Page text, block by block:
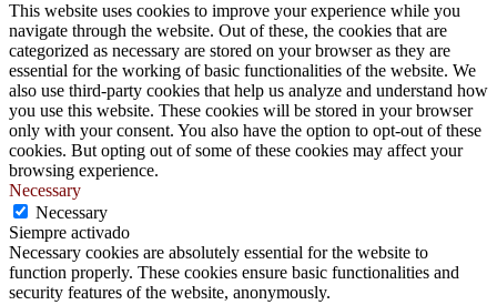
This website uses cookies to improve your experience while you
navigate through the website. Out of these, the cookies that are
categorized as necessary are stored on your browser as they are
essential for the working of basic functionalities of the website. We
also use third-party cookies that help us analyze and understand how
you use this website. These cookies will be stored in your browser
only with your consent. You also have the option to opt-out of these
cookies. But opting out of some of these cookies may affect your
browsing experience.
Necessary
Necessary
Siempre activado
Necessary cookies are absolutely essential for the website to
function properly. These cookies ensure basic functionalities and
security features of the website, anonymously.